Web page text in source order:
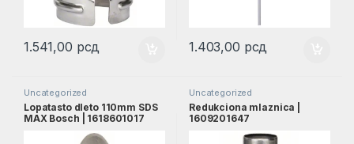
1.541,00 рсд 1.403,00 рсд
Uncategorized
Lopatasto dleto 110mm SDS
MAX Bosch | 1618601017
Uncategorized
Redukciona mlaznica |
1609201647